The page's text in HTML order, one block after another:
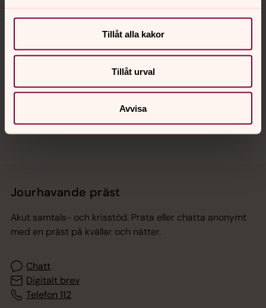
Tillåt alla kakor
Tillåt urval
Avvisa
Kalender
Hitta snabbt
Sociala kanaler
Jourhavande präst
Akut samtals- och krisstöd. Prata eller chatta anonymt
med en präst på kvällar och nätter.
Chatt
Digitalt brev
Telefon 112